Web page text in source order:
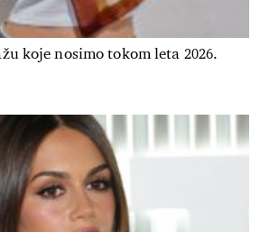
koje nosimo tokom leta 2026.